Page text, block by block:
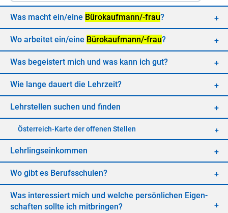
Was macht ein/​eine Bü­ro­kauf­mann/-​frau?
Wo ar­bei­tet ein/​eine Bü­ro­kauf­mann/-​frau?
Was be­geis­tert mich und was kann ich gut?
Wie lan­ge dau­ert die Lehr­zeit?
Lehr­stel­len su­chen und fin­den
Öster­reich-Kar­te der of­fe­nen Stel­len
Lehr­lings­ein­kom­men
Wo gibt es Be­rufs­schu­len?
Was in­ter­es­siert mich und wel­che per­sön­li­chen Ei­gen­
schaf­ten soll­te ich mit­brin­gen?